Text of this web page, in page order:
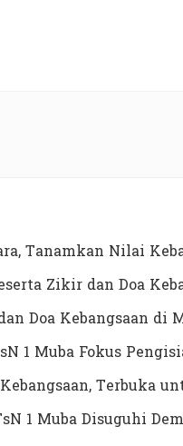
Tanamkan Nilai
Zikir dan Doa
Doa Kebangsaan di
1 Muba Fokus
Terbuka
1 Muba Disuguhi